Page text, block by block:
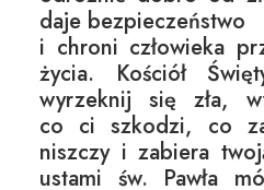
daje bezpieczeństwo
i chroni człowieka
życia. Kościół
wyrzeknij się zła,
co ci szkodzi, co
niszczy i zabiera
ustami św. Pawła